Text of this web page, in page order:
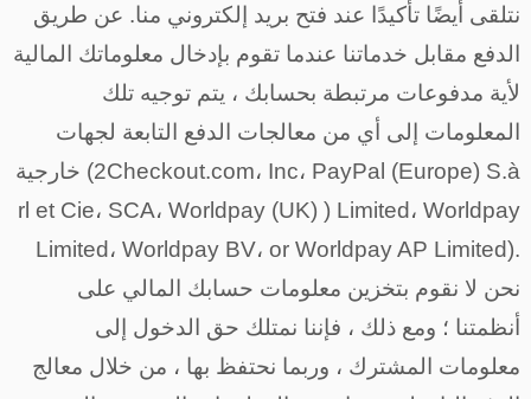
نتلقى أيضًا تأكيدًا عند فتح بريد إلكتروني منا. عن طريق
الدفع مقابل خدماتنا عندما تقوم بإدخال معلوماتك المالية
لأية مدفوعات مرتبطة بحسابك ، يتم توجيه تلك
المعلومات إلى أي من معالجات الدفع التابعة لجهات
خارجية (2Checkout.com، Inc، PayPal (Europe) S.à
rl et Cie، SCA، Worldpay (UK) ) Limited، Worldpay
Limited، Worldpay BV، or Worldpay AP Limited).
نحن لا نقوم بتخزين معلومات حسابك المالي على
أنظمتنا ؛ ومع ذلك ، فإننا نمتلك حق الدخول إلى
معلومات المشترك ، وربما نحتفظ بها ، من خلال معالج